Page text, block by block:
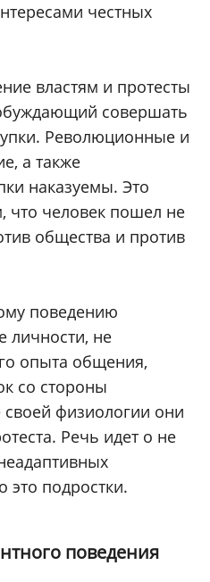
честных
властям и протесты
совершать
Революционные и
а также
наказуемы. Это
что человек пошел не
общества и против
поведению
личности, не
опыта общения,
со стороны
физиологии они
Речь идет о не
это подростки.
поведения